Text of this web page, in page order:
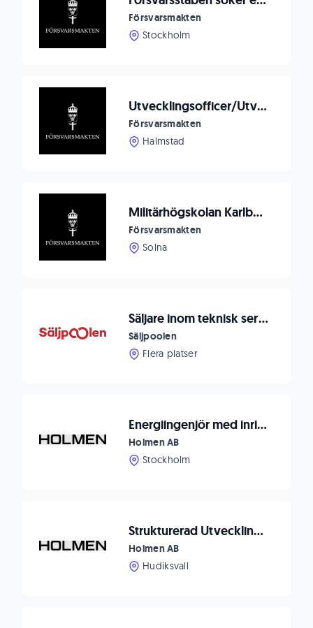
Försvarsmakten
Stockholm
Utvecklingsofficer/Utvecklingsingenjör till Markverkstadsenheten
Försvarsmakten
Halmstad
Militärhögskolan Karlberg söker Avdelningschef till Skolenheten.
Försvarsmakten
Solna
Säljare inom teknisk service
Säljpoolen
Flera platser
Energiingenjör med inriktning mot Vattenkraft/El
Holmen AB
Stockholm
Strukturerad Utvecklingsingenjör till Iggesunds Bruk
Holmen AB
Hudiksvall